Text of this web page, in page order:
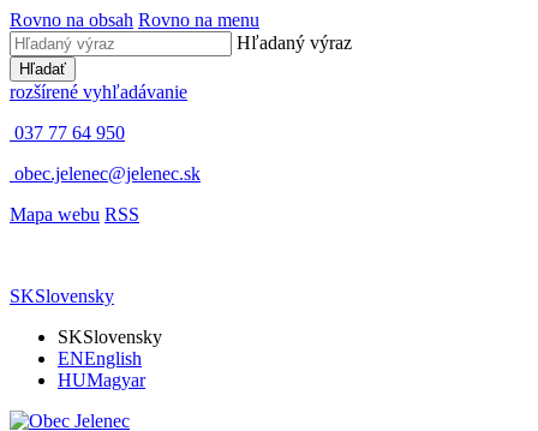
Rovno na obsah Rovno na menu
Hľadaný výraz
Hľadať
rozšírené vyhľadávanie
037 77 64 950
obec.jelenec@jelenec.sk
Mapa webu RSS
SKSlovensky
SKSlovensky
ENEnglish
HUMagyar